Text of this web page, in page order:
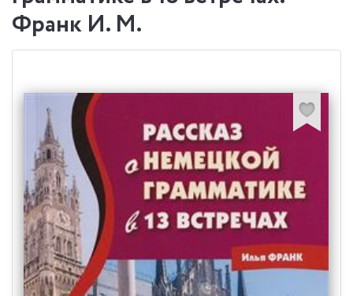
Франк И. М.